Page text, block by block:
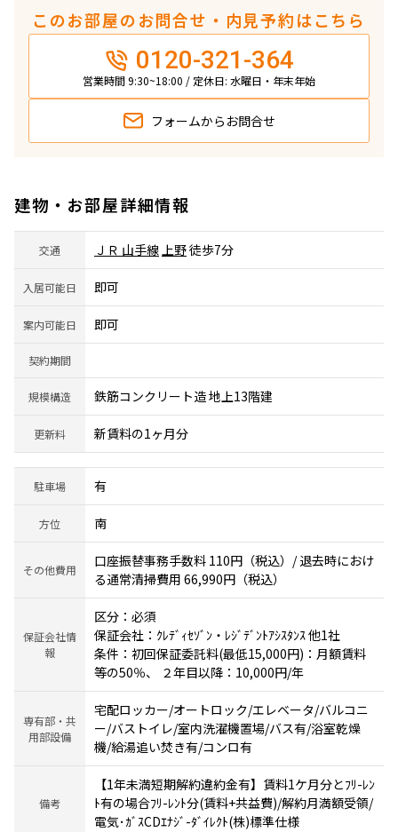
このお部屋のお問合せ・内見予約はこちら
0120-321-364
営業時間 9:30~18:00 / 定休日: 水曜日・年末年始
フォームから お問合せ
建物・お部屋詳細情報
交通 ＪＲ 山手線上野徒歩7分
入居可能日 即可
案内可能日 即可
契約期間
規模構造 鉄筋コンクリート造 地上13階建
更新料 新賃料の1ヶ月分
駐車場 有
方位 南
その他費用
口座振替事務手数料 110円（税込）/ 退去時におけ
る通常清掃費用 66,990円（税込）
保証会社情
報
区分：必須
保証会社：ｸﾚﾃﾞｨｾｿﾞﾝ・ﾚｼﾞﾃﾞﾝﾄｱｼｽﾀﾝｽ 他1社
条件：初回保証委託料(最低15,000円)：月額賃料
等の50％、 ２年目以降：10,000円/年
専有部・共
用部設備
宅配ロッカー/オートロック/エレベータ/バルコニ
ー/バストイレ/室内洗濯機置場/バス有/浴室乾燥
機/給湯追い焚き有/コンロ有
備考
【1年未満短期解約違約金有】賃料1ケ月分とﾌﾘ-ﾚﾝ
ﾄ有の場合ﾌﾘ-ﾚﾝﾄ分(賃料+共益費)/解約月満額受領/
電気･ｶﾞｽCDｴﾅｼﾞ-ﾀﾞｲﾚｸﾄ(株)標準仕様